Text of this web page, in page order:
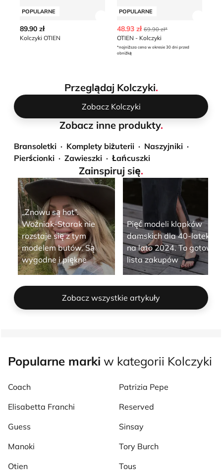
POPULARNE
89.90 zł
Kolczyki OTIEN
POPULARNE
48.93 zł 69.90 zł*
OTIEN - Kolczyki
*najniższa cena w okresie 30 dni przed
obniżką
Przeglądaj Kolczyki.
Zobacz Kolczyki
Zobacz inne produkty.
Bransoletki Komplety biżuterii
Naszyjniki
Pierścionki
Zawieszki Łańcuszki
Zainspiruj się.
„Znowu są hot”.
Woźniak-Starak nie
rozstaje się z tym
modelem butów. Są
wygodne i piękne
Pięć modeli klapków
damskich dla 40-latek
na lato 2024. To gotowa
lista zakupów
Zobacz wszystkie artykuły
Popularne marki w kategorii Kolczyki
Coach
Elisabetta Franchi
Guess
Manoki
Otien
Patrizia Pepe
Reserved
Sinsay
Tory Burch
Tous